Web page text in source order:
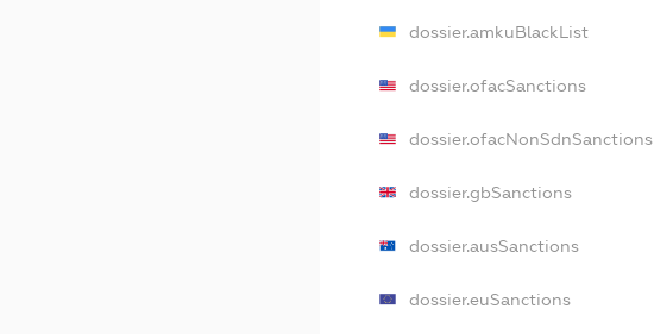
dossier.amkuBlackList
dossier.ofacSanctions
dossier.ofacNonSdnSanctions
dossier.gbSanctions
dossier.ausSanctions
dossier.euSanctions